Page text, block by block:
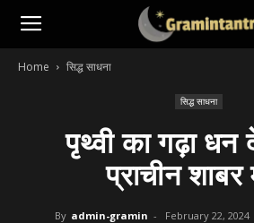
Home सिद्ध साधना
सिद्ध साधना
पृथ्वी का गढ़ा
प्राचीन
By admin-gramin - February 22, 2024